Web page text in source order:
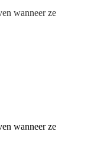
wanneer ze
wanneer ze